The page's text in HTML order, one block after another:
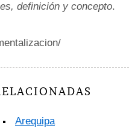
definición y concepto.
Arequipa